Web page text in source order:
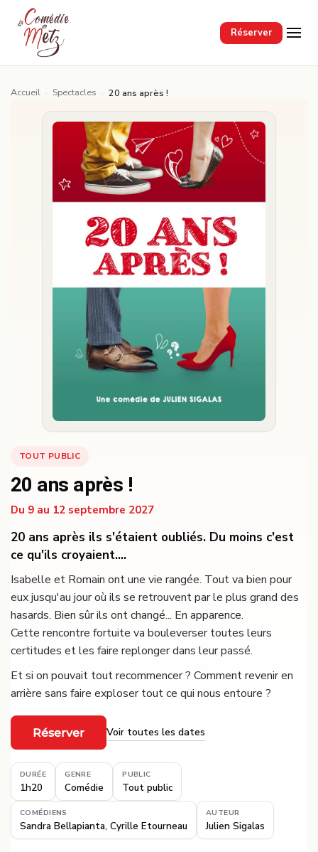
Réserver
Passer au contenu principal
Accueil Spectacles 20 ans après !
TOUT PUBLIC
20 ans après !
Du 9 au 12 septembre 2027
20 ans après ils s'étaient oubliés. Du moins c'est
ce qu'ils croyaient....
Isabelle et Romain ont une vie rangée. Tout va bien pour
eux jusqu'au jour où ils se retrouvent par le plus grand des
hasards. Bien sûr ils ont changé... En apparence.
Cette rencontre fortuite va bouleverser toutes leurs
certitudes et les faire replonger dans leur passé.
Et si on pouvait tout recommencer ? Comment revenir en
arrière sans faire exploser tout ce qui nous entoure ?
Réserver
·
Voir toutes les dates
DURÉE
1h20
GENRE
Comédie
PUBLIC
Tout public
COMÉDIENS
Sandra Bellapianta, Cyrille Etourneau
AUTEUR
Julien Sigalas